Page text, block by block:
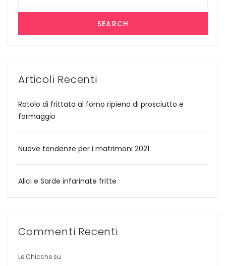
SEARCH
Articoli Recenti
Rotolo di frittata al forno ripieno di prosciutto e
formaggio
Nuove tendenze per i matrimoni 2021
Alici e Sarde infarinate fritte
Commenti Recenti
Le Chicche su